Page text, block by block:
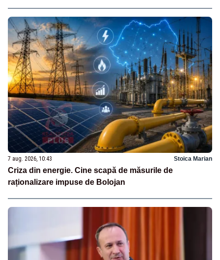
7 aug. 2026, 10:43 Stoica Marian
Criza din energie. Cine scapă de măsurile de
raționalizare impuse de Bolojan